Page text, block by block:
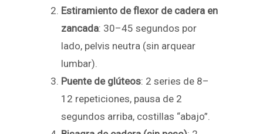
Estiramiento de flexor de cadera en
zancada: 30–45 segundos por
lado, pelvis neutra (sin arquear
lumbar).
Puente de glúteos: 2 series de 8–
12 repeticiones, pausa de 2
segundos arriba, costillas “abajo”.